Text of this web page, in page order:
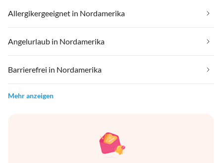
Allergikergeeignet in Nordamerika
Angelurlaub in Nordamerika
Barrierefrei in Nordamerika
Mehr anzeigen